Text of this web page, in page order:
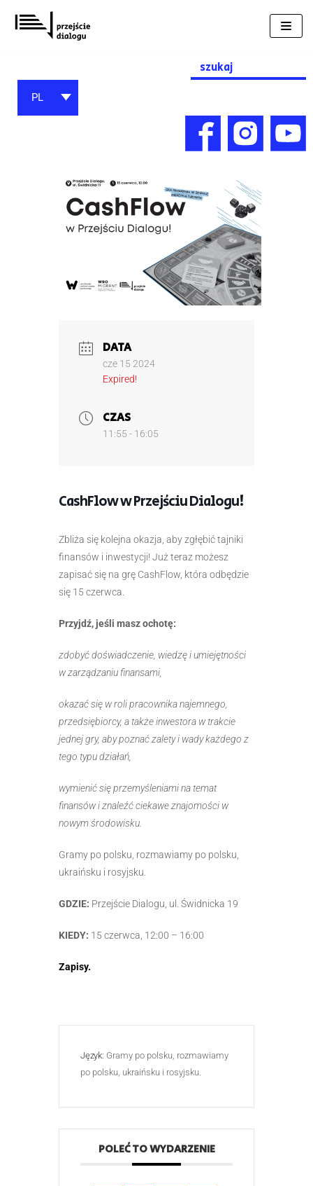
Przejdź
do
Search
for:
PL
DATA
cze 15 2024
Expired!
CZAS
11:55 - 16:05
CashFlow w Przejściu Dialogu!
Zbliża się kolejna okazja, aby zgłębić tajniki
finansów i inwestycji! Już teraz możesz
zapisać się na grę CashFlow, która odbędzie
się 15 czerwca.
Przyjdź, jeśli masz ochotę:
zdobyć doświadczenie, wiedzę i umiejętności
w zarządzaniu finansami,
okazać się w roli pracownika najemnego,
przedsiębiorcy, a także inwestora w trakcie
jednej gry, aby poznać zalety i wady każdego z
tego typu działań,
wymienić się przemyśleniami na temat
finansów i znaleźć ciekawe znajomości w
nowym środowisku.
Gramy po polsku, rozmawiamy po polsku,
ukraińsku i rosyjsku.
GDZIE: Przejście Dialogu, ul. Świdnicka 19
KIEDY: 15 czerwca, 12:00 – 16:00
Zapisy.
Język: Gramy po polsku, rozmawiamy
po polsku, ukraińsku i rosyjsku.
POLEĆ TO WYDARZENIE